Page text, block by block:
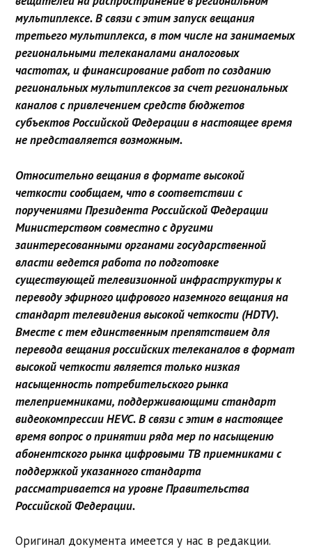
мультиплексе. В связи с этим запуск вещания
третьего мультиплекса, в том числе на занимаемых
региональными телеканалами аналоговых
частотах, и финансирование работ по созданию
региональных мультиплексов за счет региональных
каналов с привлечением средств бюджетов
субъектов Российской Федерации в настоящее время
не представляется возможным.
Относительно вещания в формате высокой
четкости сообщаем, что в соответствии с
поручениями Президента Российской Федерации
Министерством совместно с другими
заинтересованными органами государственной
власти ведется работа по подготовке
существующей телевизионной инфраструктуры к
переводу эфирного цифрового наземного вещания на
стандарт телевидения высокой четкости (HDTV).
Вместе с тем единственным препятствием для
перевода вещания российских телеканалов в формат
высокой четкости является только низкая
насыщенность потребительского рынка
телеприемниками, поддерживающими стандарт
видеокомпрессии HEVC. В связи с этим в настоящее
время вопрос о принятии ряда мер по насыщению
абонентского рынка цифровыми ТВ приемниками с
поддержкой указанного стандарта
рассматривается на уровне Правительства
Российской Федерации.
Оригинал документа имеется у нас в редакции.